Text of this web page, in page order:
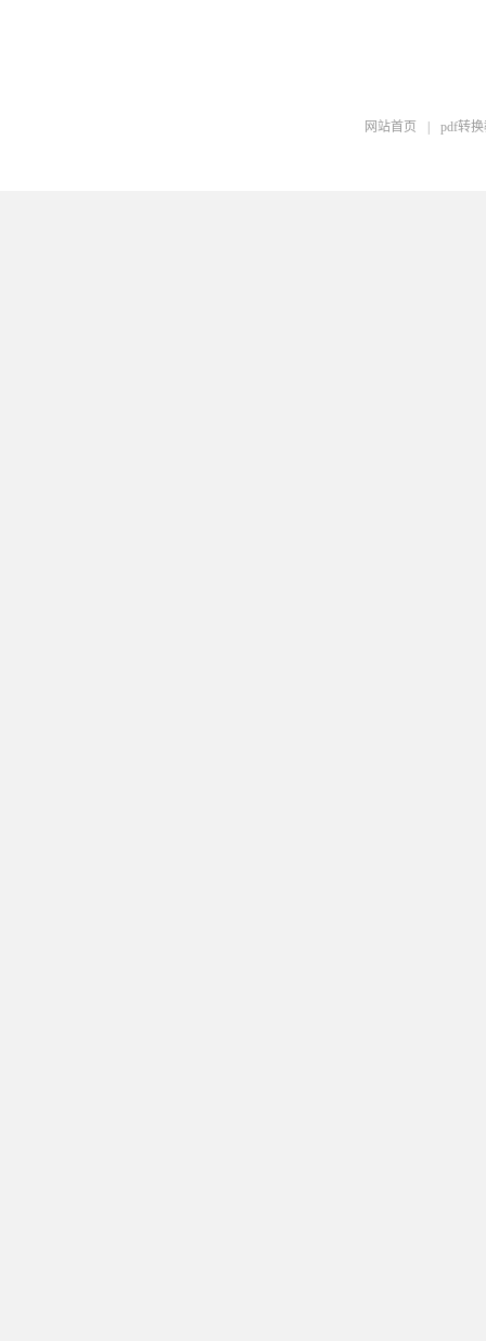
网站首页 pdf转